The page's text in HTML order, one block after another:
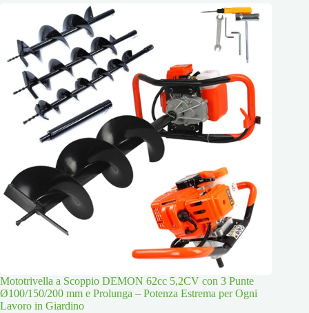
Mototrivella a Scoppio DEMON 62cc 5,2CV con 3 Punte
Ø100/150/200 mm e Prolunga – Potenza Estrema per Ogni
Lavoro in Giardino